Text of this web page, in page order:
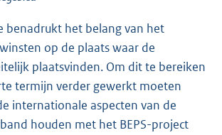
benadrukt het belang van het
op de plaats waar de
plaatsvinden. Om dit te bereiken
termijn verder gewerkt moeten
internationale aspecten van de
houden met het BEPS-project